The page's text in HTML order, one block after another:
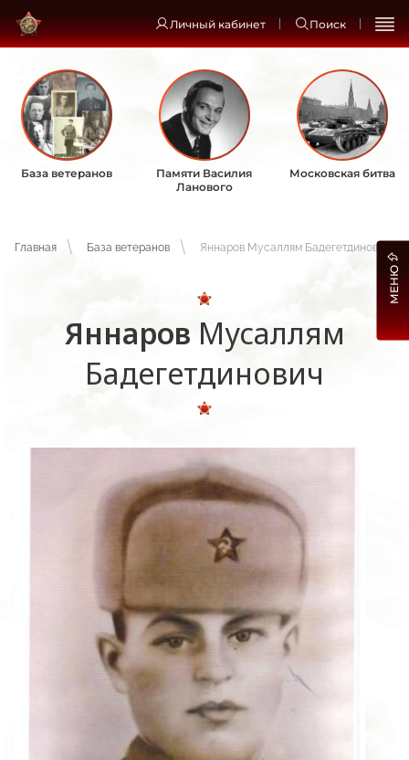
Личный кабинет Поиск
База ветеранов
Памяти Василия
Ланового
Московская битва
Главная База ветеранов Яннаров Мусаллям Бадегетдинович
Яннаров Мусаллям
Бадегетдинович
МЕНЮ